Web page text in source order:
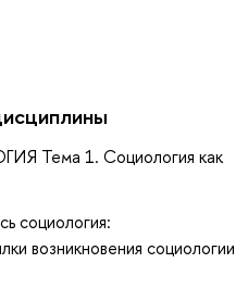
Тема 1. Социология как
социология:
возникновения социологии